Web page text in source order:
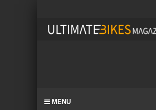
MENU